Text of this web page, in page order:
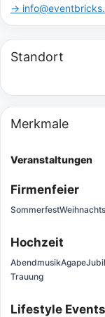
→
Standort
Merkmale
Veranstaltungen
Firmenfeier
Sommerfest
Hochzeit
AbendmusikAgape
Trauung
Lifestyle Events